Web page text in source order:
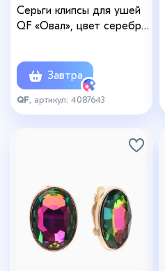
Серьги клипсы для ушей
QF «Овал», цвет серебро,
Завтра
QF , артикул: 4087643